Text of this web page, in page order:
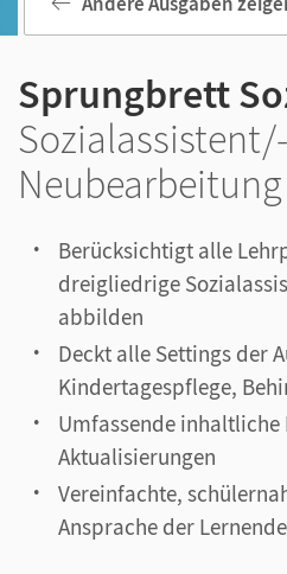
Sprungbrett
Neubearbeitung
Berücksichtigt alle
dreigliedrige
abbilden
Deckt alle Settings der
Kindertagespflege,
Umfassende
Aktualisierungen
Vereinfachte,
Ansprache der